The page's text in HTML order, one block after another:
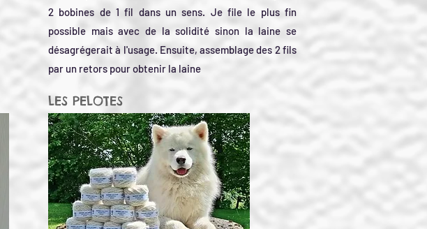
2 bobines de 1 fil dans un sens. Je file le plus fin
possible mais avec de la solidité sinon la laine se
désagrégerait à l'usage. Ensuite, assemblage des 2 fils
par un retors pour obtenir la laine
LES PELOTES